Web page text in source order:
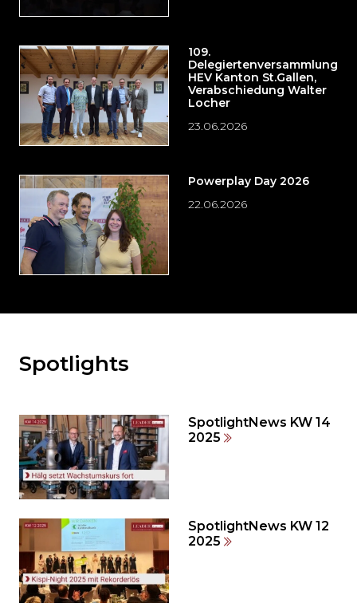
109.
Delegiertenversammlung
HEV Kanton St.Gallen,
Verabschiedung Walter
Locher
23.06.2026
Powerplay Day 2026
22.06.2026
Möchten
den
weiteren
Inhalt
auslassen
und
zum
Seitenende
springen?
Spotlights
SpotlightNews KW 14
2025
SpotlightNews KW 12
2025